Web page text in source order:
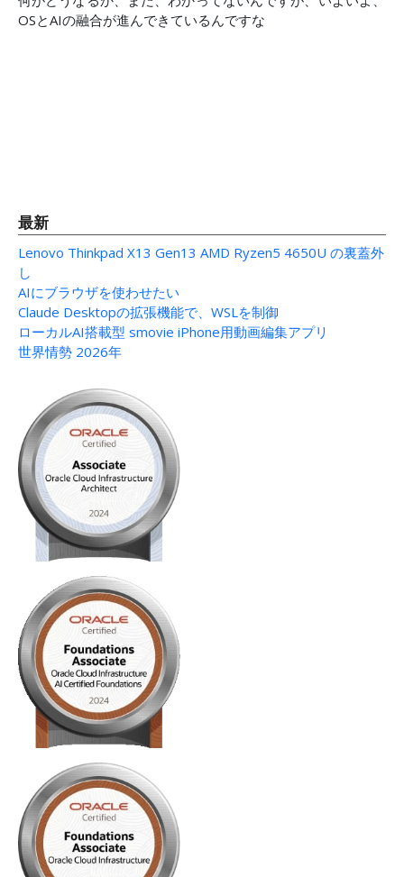
OSとAIの融合が進んできているんですな
最新
Lenovo Thinkpad X13 Gen13 AMD Ryzen5 4650U の裏蓋外
し
AIにブラウザを使わせたい
Claude Desktopの拡張機能で、WSLを制御
ローカルAI搭載型 smovie iPhone用動画編集アプリ
世界情勢 2026年